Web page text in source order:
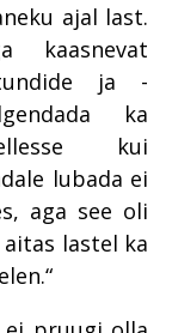
ajal last.
kaasnevat
ja -
ka
kui
lubada ei
aga see oli
lastel ka